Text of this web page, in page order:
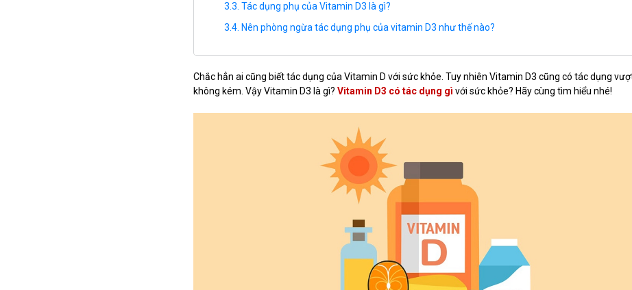
Tác dụng phụ của Vitamin D3 là gì?
Nên phòng ngừa tác dụng phụ của vitamin D3 như thế nào?
Chắc hẳn ai cũng biết tác dụng của Vitamin D với sức khỏe. Tuy nhiên Vitamin D3 cũng có tác dụng
không kém. Vậy Vitamin D3 là gì? Vitamin D3 có tác dụng gì với sức khỏe? Hãy cùng tìm hiểu nhé!